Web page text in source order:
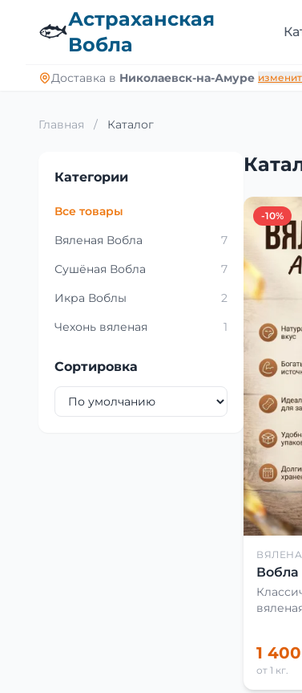
🐟Астраханская
Вобла
Доставка в Николаевск-на-Амуре
Главная / Каталог
Категории
Все товары
Вяленая Вобла
7
Сушёная Вобла
7
Икра Воблы
2
Чехонь вяленая
1
Сортировка
-10%
Вобла
1
от 1 кг.